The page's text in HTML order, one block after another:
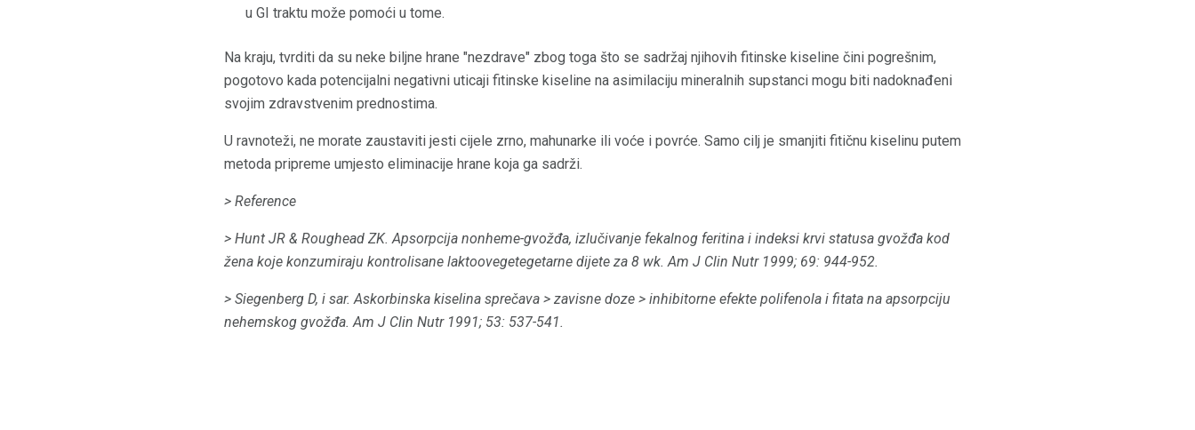
u GI traktu može pomoći u tome.
Na kraju, tvrditi da su neke biljne hrane "nezdrave" zbog toga što se sadržaj njihovih fitinske kiseline čini pogrešnim,
pogotovo kada potencijalni negativni uticaji fitinske kiseline na asimilaciju mineralnih supstanci mogu biti nadoknađeni
svojim zdravstvenim prednostima.
U ravnoteži, ne morate zaustaviti jesti cijele zrno, mahunarke ili voće i povrće. Samo cilj je smanjiti fitičnu kiselinu putem
metoda pripreme umjesto eliminacije hrane koja ga sadrži.
> Reference
> Hunt JR & Roughead ZK. Apsorpcija nonheme-gvožđa, izlučivanje fekalnog feritina i indeksi krvi statusa gvožđa kod
žena koje konzumiraju kontrolisane laktoovegetegetarne dijete za 8 wk. Am J Clin Nutr 1999; 69: 944-952.
> Siegenberg D, i sar. Askorbinska kiselina sprečava > zavisne doze > inhibitorne efekte polifenola i fitata na apsorpciju
nehemskog gvožđa. Am J Clin Nutr 1991; 53: 537-541.